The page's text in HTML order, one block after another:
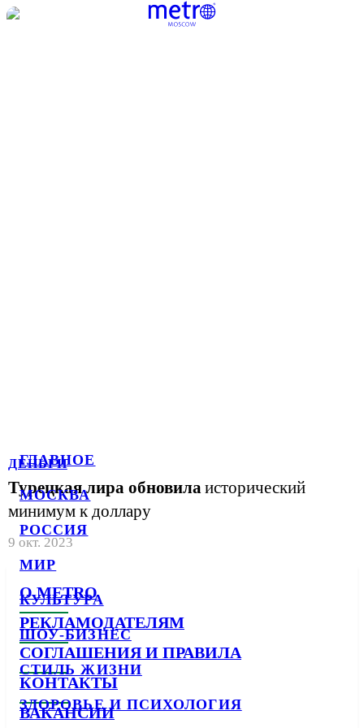
ГЛАВНОЕ
МОСКВА
РОССИЯ
МИР
КУЛЬТУРА
ШОУ-БИЗНЕС
СТИЛЬ ЖИЗНИ
ЗДОРОВЬЕ И ПСИХОЛОГИЯ
ДЕНЬГИ
Турецкая лира обновила исторический
минимум к доллару
9 окт. 2023
О METRO
РЕКЛАМОДАТЕЛЯМ
СОГЛАШЕНИЯ И ПРАВИЛА
КОНТАКТЫ
ВАКАНСИИ